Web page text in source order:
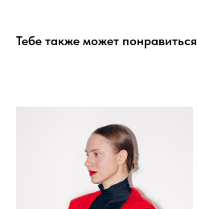
Тебе также может понравиться